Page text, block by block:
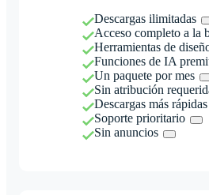
Descargas ilimitadas
Acceso completo a la
Herramientas de
Funciones de IA
Un paquete por mes
Sin atribución
Descargas más rápidas
Soporte prioritario
Sin anuncios